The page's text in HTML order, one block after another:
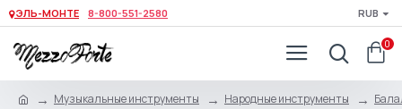
ЭЛЬ-МОНТЕ 8-800-551-2580 RUB
0
Музыкальные инструменты Народные инструменты